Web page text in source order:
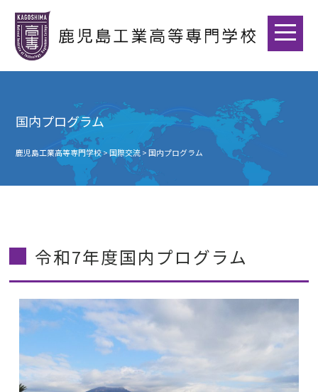
国内プログラム
鹿児島工業高等専門学校>国際交流>国内プログラム
令和7年度国内プログラム